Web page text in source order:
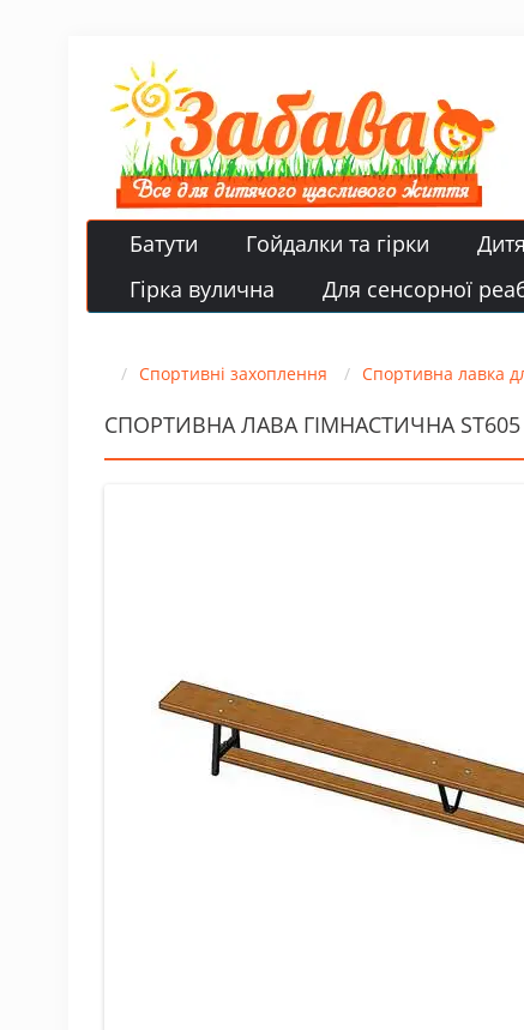
Батути Гойдалки та гірки
Гірка вулична
Для сенсорної
Спортивні захоплення Спортивна лавка
СПОРТИВНА ЛАВА ГІМНАСТИЧНА